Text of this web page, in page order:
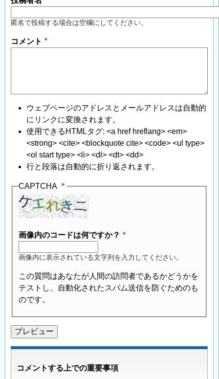
匿名で投稿する場合は空欄にしてください。
コメント
ウェブページのアドレスとメールアドレスは自動的
にリンクに変換されます。
使用できるHTMLタグ: <a href hreflang> <em>
<strong> <cite> <blockquote cite> <code> <ul type>
<ol start type> <li> <dl> <dt> <dd>
行と段落は自動的に折り返されます。
CAPTCHA
画像内のコードは何ですか？
画像内に表示されている文字列を入力してください。
この質問はあなたが人間の訪問者であるかどうかを
テストし、自動化されたスパム送信を防ぐためのも
のです。
コメントする上での重要事項